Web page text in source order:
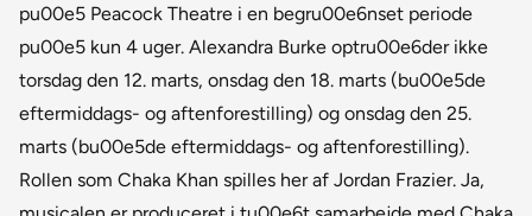
pu00e5 Peacock Theatre i en begru00e6nset periode
pu00e5 kun 4 uger. Alexandra Burke optru00e6der ikke
torsdag den 12. marts, onsdag den 18. marts (bu00e5de
eftermiddags- og aftenforestilling) og onsdag den 25.
marts (bu00e5de eftermiddags- og aftenforestilling).
Rollen som Chaka Khan spilles her af Jordan Frazier. Ja,